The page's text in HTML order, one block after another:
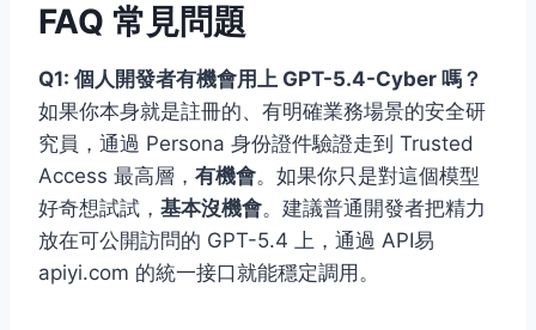
FAQ 常見問題
Q1: 個人開發者有機會用上 GPT-5.4-Cyber 嗎？
如果你本身就是註冊的、有明確業務場景的安全研
究員，通過 Persona 身份證件驗證走到 Trusted
Access 最高層， 有機會。如果你只是對這個模型
好奇想試試， 基本沒機會。建議普通開發者把精力
放在可公開訪問的 GPT-5.4 上，通過 API易
apiyi.com 的統一接口就能穩定調用。